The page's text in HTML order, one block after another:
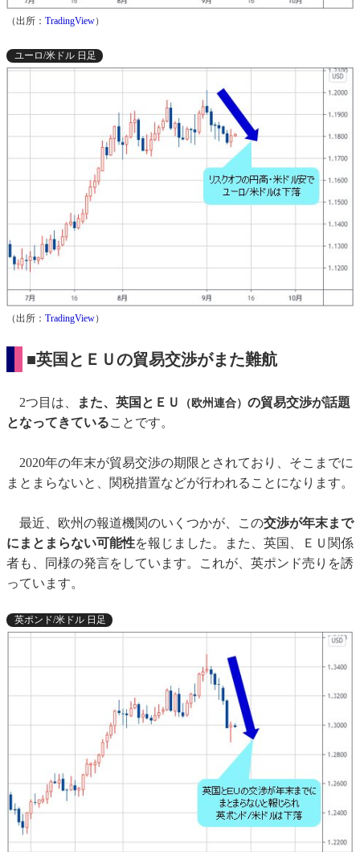
（出所： TradingView）
ユーロ/米ドル 日足
（出所： TradingView）
■英国とＥＵの貿易交渉がまた難航
2つ目は、 また、英国とＥＵ （欧州連合） の貿易交渉が話題
となってきていることです。
2020年の年末が貿易交渉の期限とされており、そこまでに
まとまらないと、関税措置などが行われることになります。
最近、欧州の報道機関のいくつかが、この交渉が年末まで
にまとまらない可能性を報じました。また、英国、ＥＵ関係
者も、同様の発言をしています。これが、英ポンド売りを誘
っています。
英ポンド/米ドル 日足